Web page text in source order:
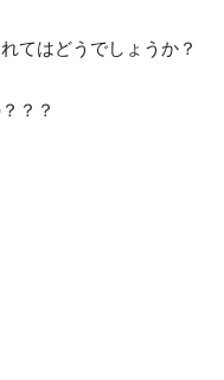
てはどうでしょうか？
？？